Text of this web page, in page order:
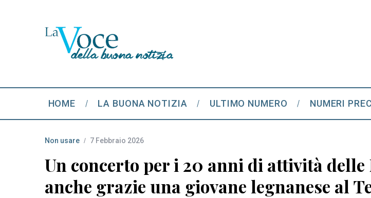
HOME LA BUONA NOTIZIA ULTIMO NUMERO NUMERI
Non usare 7 Febbraio 2026
Un concerto per i 20 anni di attività
anche grazie una giovane legnanese al